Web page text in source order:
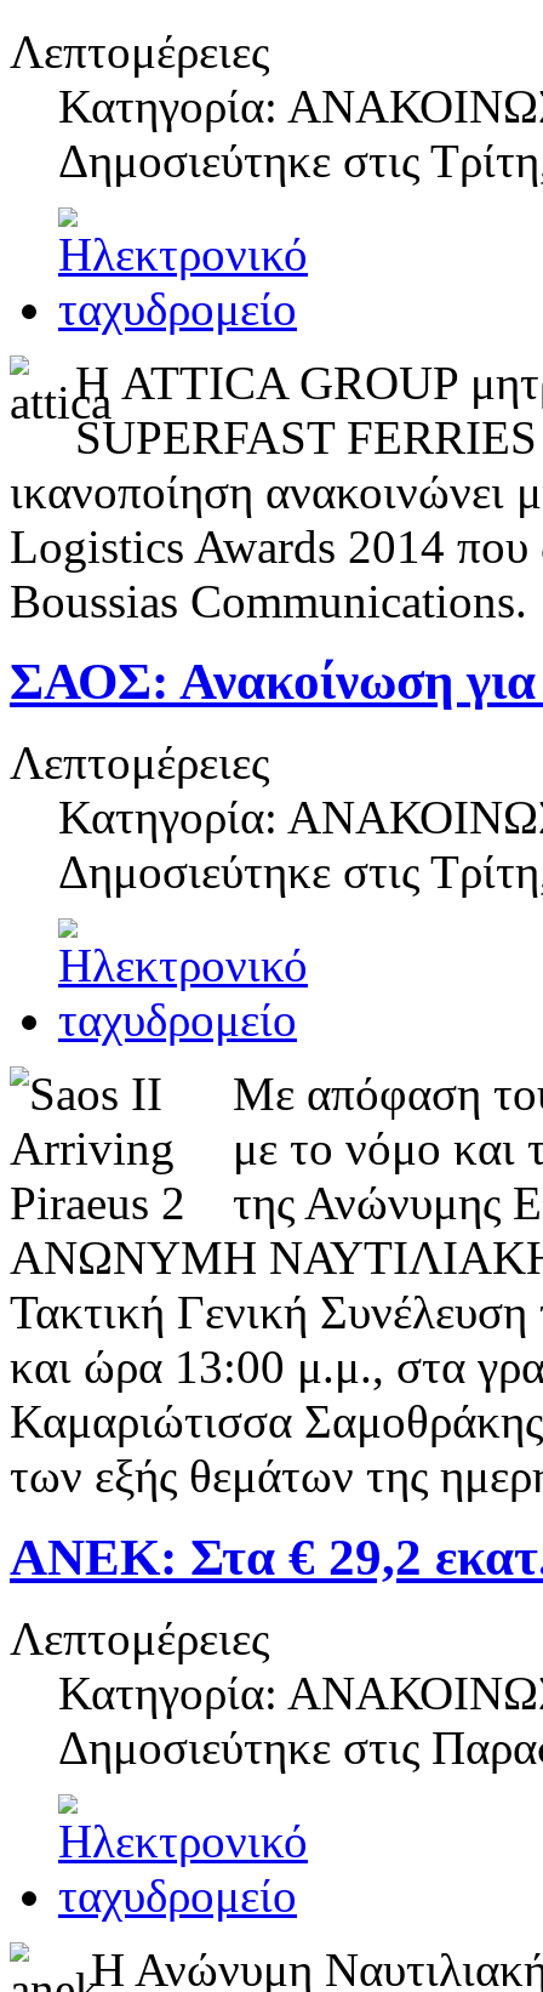
Λεπτομέρειες
Κατηγορία:
Δημοσιεύτηκε στις
Η ATTICA GROUP
SUPERFAST
ικανοποίηση ανακοινώνει
Logistics Awards 2014 που
Boussias Communications.
ΣΑΟΣ: Ανακοίνωση για
Λεπτομέρειες
Κατηγορία:
Δημοσιεύτηκε στις
Με απόφαση
με το νόμο και
της Ανώνυμης
ΑΝΩΝΥΜΗ ΝΑΥΤΙΛΙΑΚΗ
Τακτική Γενική
και ώρα 13:00 μ.μ., στα
Καμαριώτισσα
των εξής θεμάτων της
ΑΝΕΚ: Στα € 29,2
Λεπτομέρειες
Κατηγορία:
Δημοσιεύτηκε στις
Η Ανώνυμη